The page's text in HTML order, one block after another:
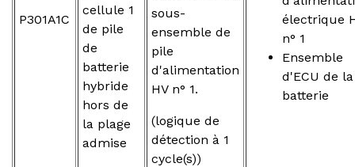
P301A1C
cellule 1
de pile
de
batterie
hybride
hors de
la plage
admise
sous-
ensemble de
pile
d'alimentation
HV n° 1.
(logique de
détection à 1
cycle(s))
électrique
n° 1
Ensemble
d'ECU de la
batterie